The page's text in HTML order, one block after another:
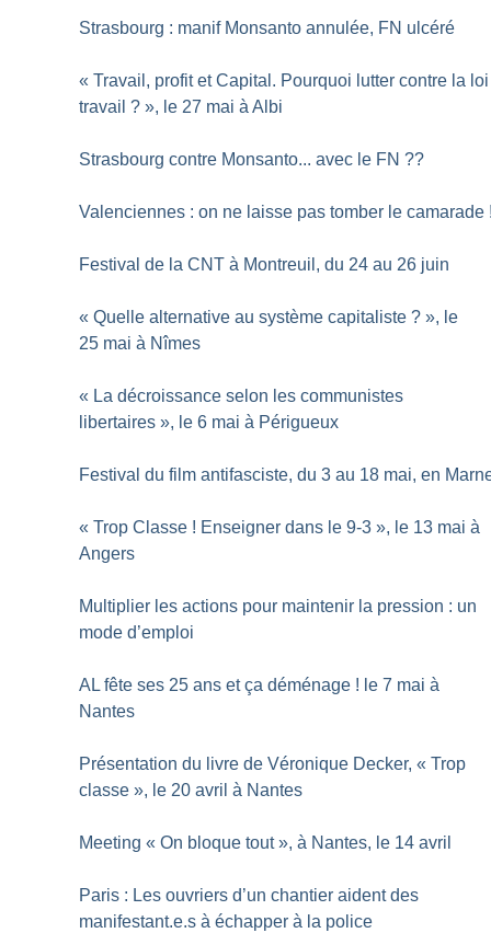
Strasbourg : manif Monsanto annulée, FN ulcéré
« Travail, profit et Capital. Pourquoi lutter contre la loi
travail ? », le 27 mai à Albi
Strasbourg contre Monsanto... avec le FN ??
Valenciennes : on ne laisse pas tomber le camarade
Festival de la CNT à Montreuil, du 24 au 26 juin
« Quelle alternative au système capitaliste ? », le
25 mai à Nîmes
« La décroissance selon les communistes
libertaires », le 6 mai à Périgueux
Festival du film antifasciste, du 3 au 18 mai, en
« Trop Classe ! Enseigner dans le 9-3 », le 13 mai à
Angers
Multiplier les actions pour maintenir la pression : un
mode d’emploi
AL fête ses 25 ans et ça déménage ! le 7 mai à
Nantes
Présentation du livre de Véronique Decker, « Trop
classe », le 20 avril à Nantes
Meeting « On bloque tout », à Nantes, le 14 avril
Paris : Les ouvriers d’un chantier aident des
manifestant.e.s à échapper à la police